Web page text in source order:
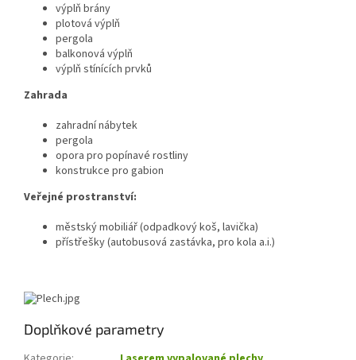
výplň brány
plotová výplň
pergola
balkonová výplň
výplň stínících prvků
Zahrada
zahradní nábytek
pergola
opora pro popínavé rostliny
konstrukce pro gabion
Veřejné prostranství:
městský mobiliář (odpadkový koš, lavička)
přístřešky (autobusová zastávka, pro kola a.i.)
Doplňkové parametry